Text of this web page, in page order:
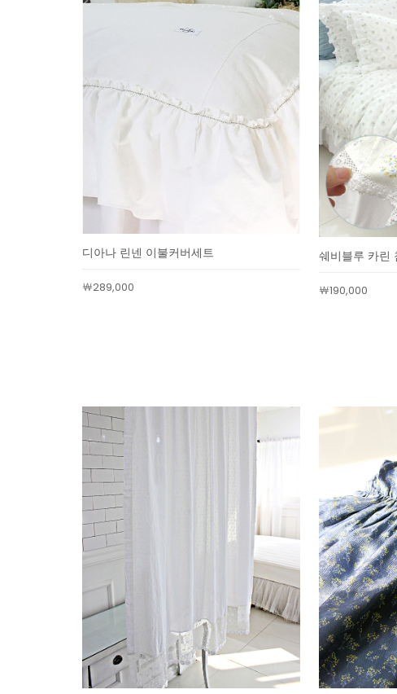
디아나 린넨 이불커버세트
￦289,000
쉐비블루 카린
￦190,000